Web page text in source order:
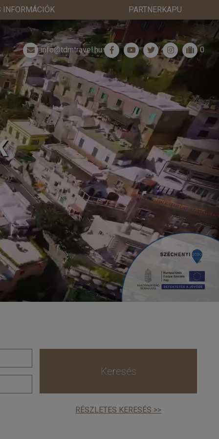
INFORMÁCIÓK PARTNERKAPU
info@tdmtravel.hu 0
Keresés
RÉSZLETES KERESÉS >>